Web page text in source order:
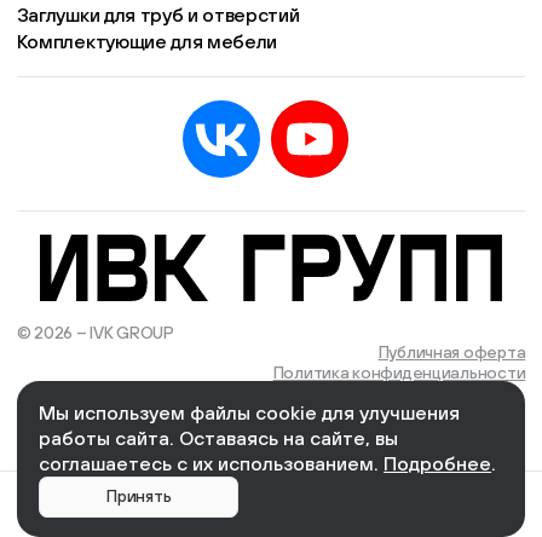
Каталог
Заглушки для труб и отверстий
Комплектующие для мебели
© 2026 – IVK GROUP
Публичная оферта
Политика конфиденциальности
Cоздано и поддерживается в компании We Wizards
Мы используем файлы cookie для улучшения
работы сайта. Оставаясь на сайте, вы
соглашаетесь с их использованием. Подробнее.
Принять
Есть учётная запись? Войти